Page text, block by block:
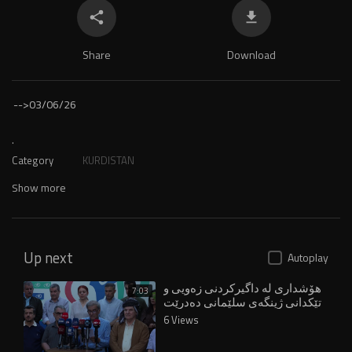
Share Download
-->03/06/26
.
Category KURDISTAN
Show more
Up next Autoplay
7:03 هۆشداری لە داگیرکردنی زەویی و
تێکدانی ژینگەی سلێمانی دەدرێت
6 Views